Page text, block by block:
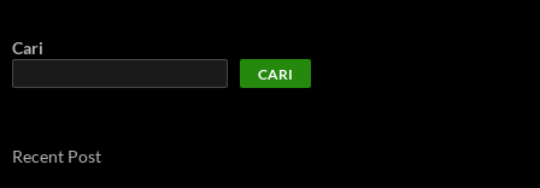
Cari
CARI
Recent Post